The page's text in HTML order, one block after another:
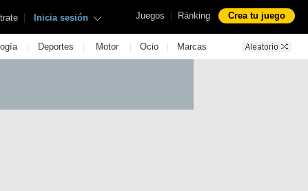
Juegos | Ránking Crea tu juego
| Inicia sesión
| Deportes | Motor | Ocio | Marcas